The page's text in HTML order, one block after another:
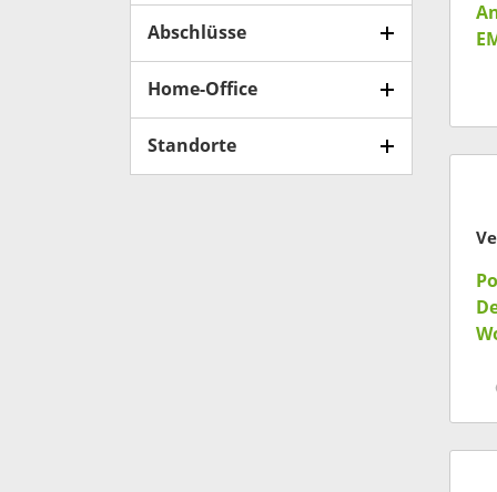
Abschlüsse
Home-Office
Standorte